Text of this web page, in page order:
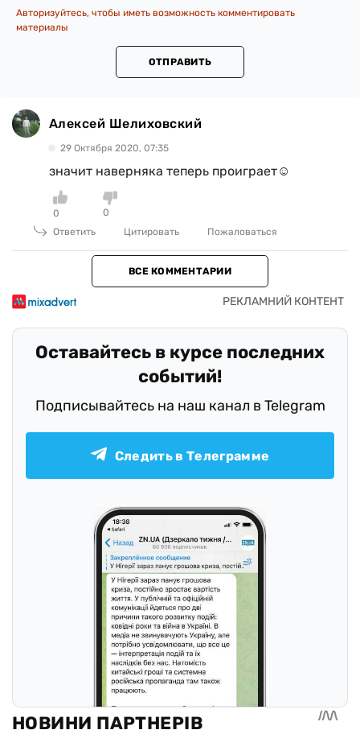
Авторизуйтесь, чтобы иметь возможность комментировать
материалы
ОТПРАВИТЬ
Алексей Шелиховский
29 Октября 2020, 07:35
значит наверняка теперь проиграет☺
0
0
Ответить
Цитировать Пожаловаться
ВСЕ КОММЕНТАРИИ
Оставайтесь в курсе последних
событий!
Подписывайтесь на наш канал в Telegram
Следить в Телеграмме